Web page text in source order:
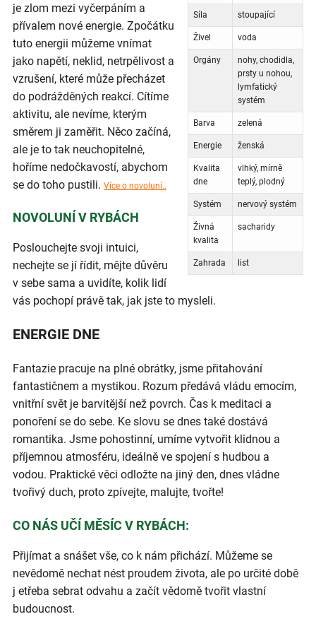
Síla stoupající
Živel voda
Orgány
nohy, chodidla,
prsty u nohou,
lymfatický
systém
Barva zelená
Energie ženská
Kvalita
dne
vlhký, mírně
teplý, plodný
Systém nervový systém
Živná
kvalita
sacharidy
Zahrada list
je zlom mezi vyčerpáním a
přívalem nové energie. Zpočátku
tuto energii můžeme vnímat
jako napětí, neklid, netrpělivost a
vzrušení, které může přecházet
do podrážděných reakcí. Cítíme
aktivitu, ale nevíme, kterým
směrem ji zaměřit. Něco začíná,
ale je to tak neuchopitelné,
hoříme nedočkavostí, abychom
se do toho pustili. Více o novoluní..
NOVOLUNÍ V RYBÁCH
Poslouchejte svoji intuici,
nechejte se jí řídit, mějte důvěru
v sebe sama a uvidíte, kolik lidí
vás pochopí právě tak, jak jste to mysleli.
ENERGIE DNE
Fantazie pracuje na plné obrátky, jsme přitahování
fantastičnem a mystikou. Rozum předává vládu emocím,
vnitřní svět je barvitější než povrch. Čas k meditaci a
ponoření se do sebe. Ke slovu se dnes také dostává
romantika. Jsme pohostinní, umíme vytvořit klidnou a
příjemnou atmosféru, ideálně ve spojení s hudbou a
vodou. Praktické věci odložte na jiný den, dnes vládne
tvořivý duch, proto zpívejte, malujte, tvořte!
CO NÁS UČÍ MĚSÍC V RYBÁCH:
Přijímat a snášet vše, co k nám přichází. Můžeme se
nevědomě nechat nést proudem života, ale po určité době
j etřeba sebrat odvahu a začít vědomě tvořit vlastní
budoucnost.